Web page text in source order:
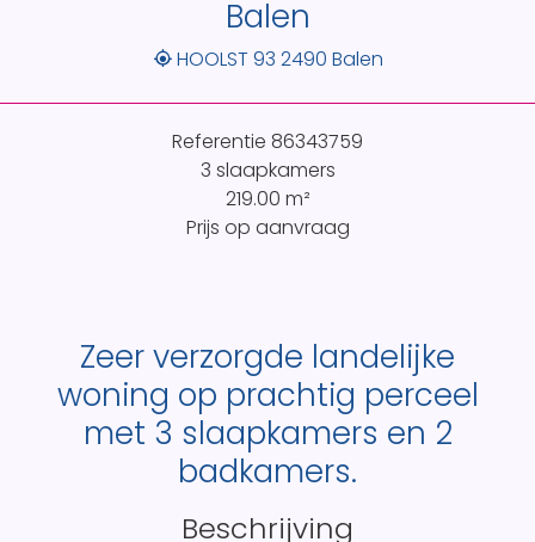
Balen
HOOLST 93 2490 Balen
Referentie 86343759
3 slaapkamers
219.00 m²
Prijs op aanvraag
Zeer verzorgde landelijke
woning op prachtig perceel
met 3 slaapkamers en 2
badkamers.
Beschrijving